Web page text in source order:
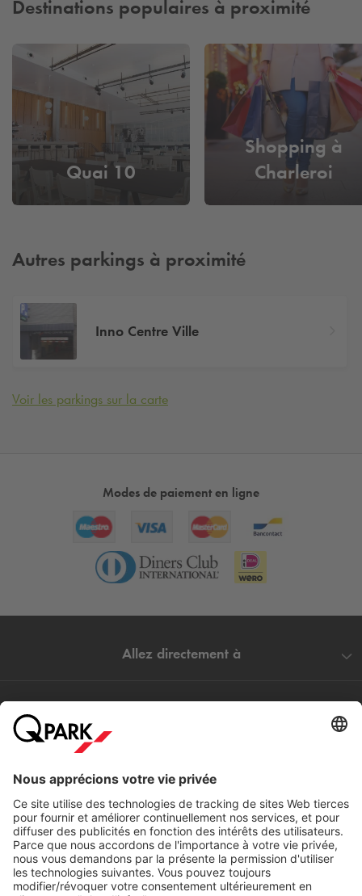
Destinations populaires à proximité
Quai 10
Shopping à
Charleroi
Autres parkings à proximité
Inno Centre Ville
Voir les parkings sur la carte
Modes de paiement en ligne
Allez directement à
Villes populaires
Téléchargement